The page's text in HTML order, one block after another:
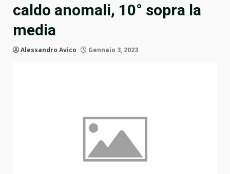
caldo anomali, 10° sopra la
media
Alessandro Avico Gennaio 3, 2023